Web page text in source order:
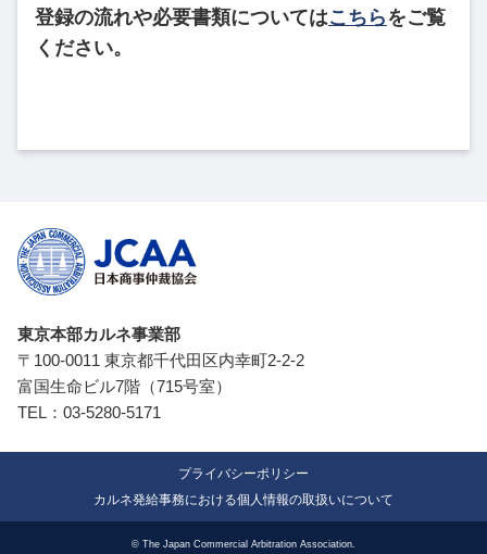
登録の流れや必要書類についてはこちら をご覧
ください。
東京本部カルネ事業部
〒100-0011 東京都千代田区内幸町2-2-2
富国生命ビル7階（715号室）
TEL： 03-5280-5171
プライバシーポリシー
カルネ発給事務における個人情報の取扱いについて
© The Japan Commercial Arbitration Association.